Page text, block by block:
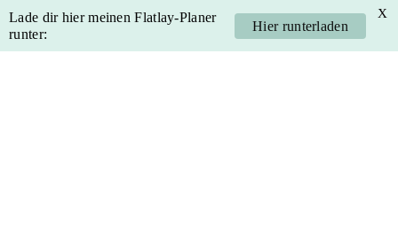
Skip
Skip
Skip
Skip
Lade dir hier meinen Flatlay-Planer
runter:
Hier runterladen
X